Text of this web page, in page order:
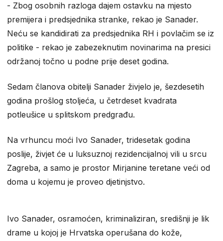
- Zbog osobnih razloga dajem ostavku na mjesto
premijera i predsjednika stranke, rekao je Sanader.
Neću se kandidirati za predsjednika RH i povlačim se iz
politike - rekao je zabezeknutim novinarima na presici
održanoj točno u podne prije deset godina.
Sedam članova obitelji Sanader živjelo je, šezdesetih
godina prošlog stoljeća, u četrdeset kvadrata
potleušice u splitskom predgrađu.
Na vrhuncu moći Ivo Sanader, tridesetak godina
poslije, živjet će u luksuznoj rezidencijalnoj vili u srcu
Zagreba, a samo je prostor Mirjanine teretane veći od
doma u kojemu je proveo djetinjstvo.
Ivo Sanader, osramoćen, kriminaliziran, središnji je lik
drame u kojoj je Hrvatska operušana do kože,